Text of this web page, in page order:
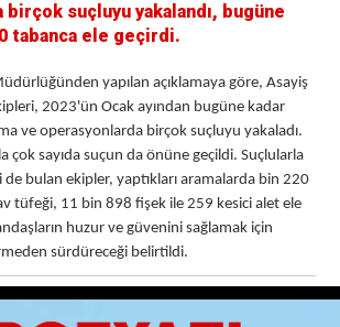
suçluyu yakalandı, bugüne
tabanca ele geçirdi.
yapılan açıklamaya göre, Asayiş
2023'ün Ocak ayından bugüne kadar
ve operasyonlarda birçok suçluyu yakaladı.
çok sayıda suçun da önüne geçildi. Suçlularla
bulan ekipler, yaptıkları aramalarda bin 220
tüfeği, 11 bin 898 fişek ile 259 kesici alet ele
huzur ve güvenini sağlamak için
sürdüreceği belirtildi.